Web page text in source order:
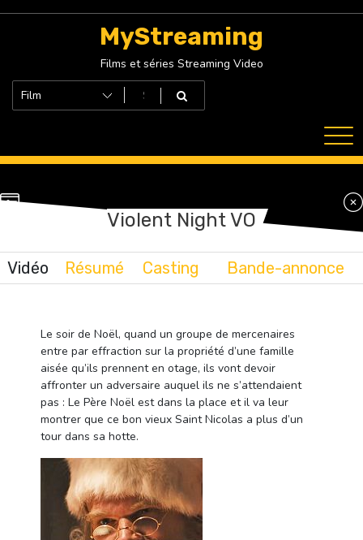
MyStreaming
Films et séries Streaming Video
Violent Night VO
Vidéo Résumé Casting Bande-annonce
Le soir de Noël, quand un groupe de mercenaires
entre par effraction sur la propriété d’une famille
aisée qu’ils prennent en otage, ils vont devoir
affronter un adversaire auquel ils ne s’attendaient
pas : Le Père Noël est dans la place et il va leur
montrer que ce bon vieux Saint Nicolas a plus d’un
tour dans sa hotte.